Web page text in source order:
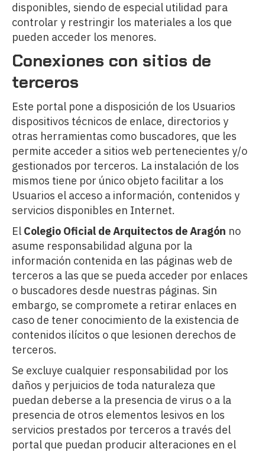
disponibles, siendo de especial utilidad para
controlar y restringir los materiales a los que
pueden acceder los menores.
Conexiones con sitios de
terceros
Este portal pone a disposición de los Usuarios
dispositivos técnicos de enlace, directorios y
otras herramientas como buscadores, que les
permite acceder a sitios web pertenecientes y/o
gestionados por terceros. La instalación de los
mismos tiene por único objeto facilitar a los
Usuarios el acceso a información, contenidos y
servicios disponibles en Internet.
El Colegio Oficial de Arquitectos de Aragón no
asume responsabilidad alguna por la
información contenida en las páginas web de
terceros a las que se pueda acceder por enlaces
o buscadores desde nuestras páginas. Sin
embargo, se compromete a retirar enlaces en
caso de tener conocimiento de la existencia de
contenidos ilícitos o que lesionen derechos de
terceros.
Se excluye cualquier responsabilidad por los
daños y perjuicios de toda naturaleza que
puedan deberse a la presencia de virus o a la
presencia de otros elementos lesivos en los
servicios prestados por terceros a través del
portal que puedan producir alteraciones en el